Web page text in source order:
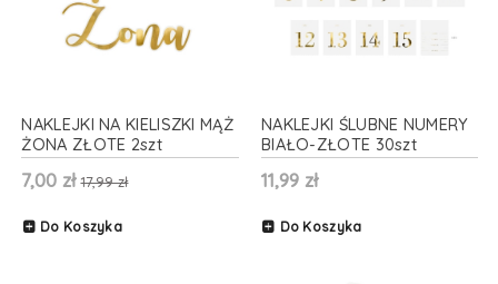
NAKLEJKI NA KIELISZKI MĄŻ
ŻONA ZŁOTE 2szt
7,00 zł 17,99 zł
Do Koszyka
NAKLEJKI ŚLUBNE NUMERY
BIAŁO-ZŁOTE 30szt
11,99 zł
Do Koszyka